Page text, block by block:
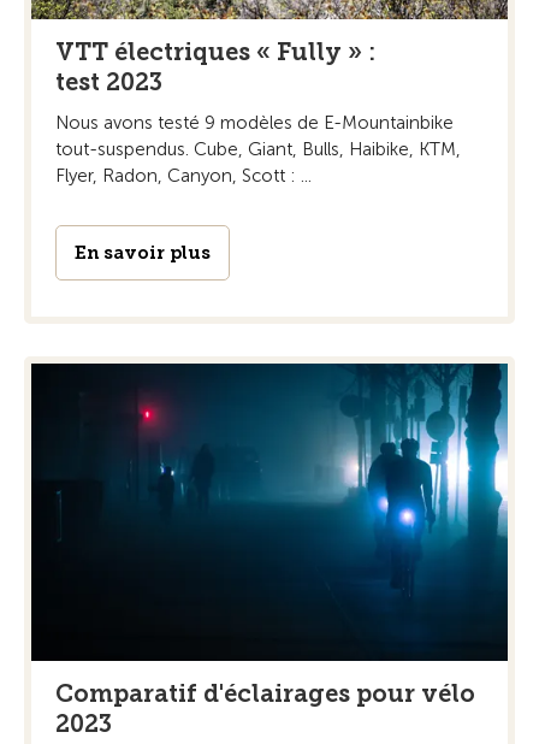
VTT électriques « Fully » :
test 2023
Nous avons testé 9 modèles de E-Mountainbike
tout-suspendus. Cube, Giant, Bulls, Haibike, KTM,
Flyer, Radon, Canyon, Scott : ...
En savoir plus
Comparatif d'éclairages pour vélo
2023